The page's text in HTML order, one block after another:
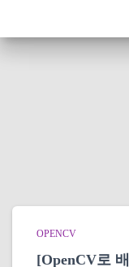
OPENCV
[OpenCV로